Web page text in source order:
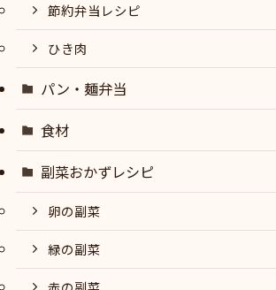
節約弁当レシピ
ひき肉
パン・麺弁当
食材
副菜おかずレシピ
卵の副菜
緑の副菜